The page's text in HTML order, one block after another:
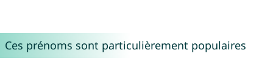
Ces prénoms sont particulièrement populaires